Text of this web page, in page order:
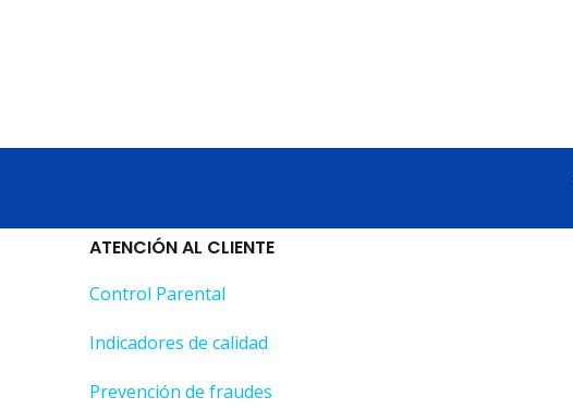
ATENCIÓN AL CLIENTE
Control Parental
Indicadores de calidad
Prevención de fraudes